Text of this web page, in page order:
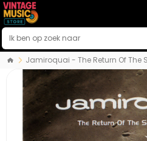
Jamiroquai - The Return Of The